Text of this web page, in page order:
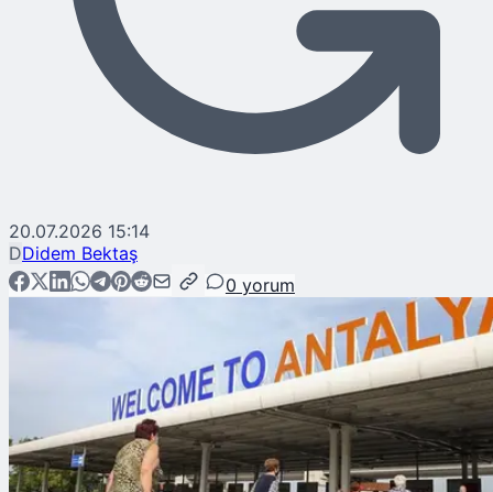
20.07.2026 15:14
DDidem Bektaş
0 yorum